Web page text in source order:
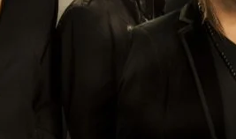
Equipo
Sobre